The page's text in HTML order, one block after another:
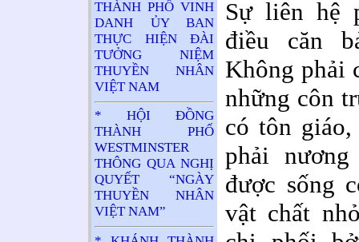
THÀNH PHỐ VINH
DANH ỦY BAN
THỰC HIỆN ĐÀI
TƯỞNG NIỆM
THUYỀN NHÂN
VIỆT NAM
* HỘI ĐỒNG
THÀNH PHỐ
WESTMINSTER
THÔNG QUA NGHỊ
QUYẾT “NGÀY
THUYỀN NHÂN
VIỆT NAM”
Sự liên hệ
điều căn
Không phải
những côn
có tôn
phải
được sống
vật chất